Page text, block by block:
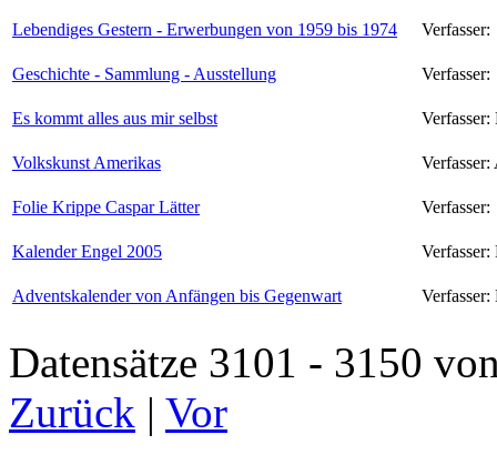
Lebendiges Gestern - Erwerbungen von 1959 bis 1974 Verfasser:
Geschichte - Sammlung - Ausstellung Verfasser:
Es kommt alles aus mir selbst Verfasser:
Volkskunst Amerikas Verfasser:
Folie Krippe Caspar Lätter Verfasser:
Kalender Engel 2005 Verfasser:
Adventskalender von Anfängen bis Gegenwart Verfasser:
Datensätze 3101 - 3150
Zurück | Vor